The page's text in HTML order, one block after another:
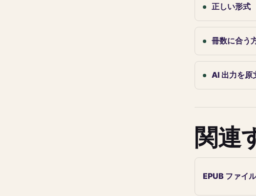
正しい形式
冊数に合う
AI 出力を原
関連
EPUB ファイ